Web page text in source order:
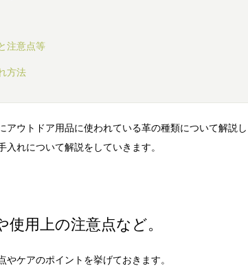
注意点等
方法
アウトドア用品に使われている革の種類について解説し
れについて解説をしていきます。
用上の注意点など。
ケアのポイントを挙げておきます。